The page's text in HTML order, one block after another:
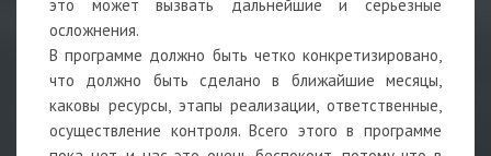
это может вызвать дальнейшие и серьезные
осложнения.
В программе должно быть четко конкретизировано,
что должно быть сделано в ближайшие месяцы,
каковы ресурсы, этапы реализации, ответственные,
осуществление контроля. Всего этого в программе